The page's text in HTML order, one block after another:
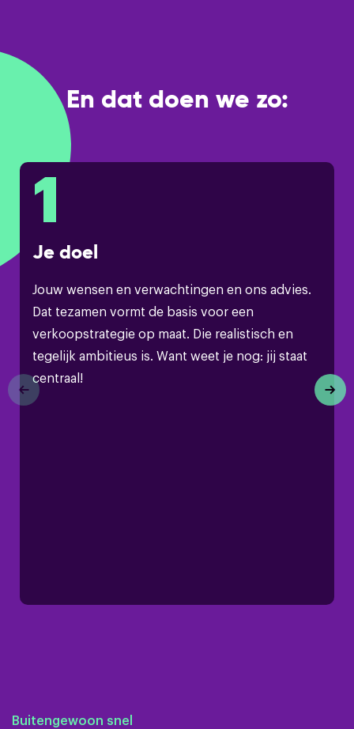
En dat doen we zo:
1
Je doel
Jouw wensen en verwachtingen en ons advies.
Dat tezamen vormt de basis voor een
verkoopstrategie op maat. Die realistisch en
tegelijk ambitieus is. Want weet je nog: jij staat
centraal!
Buitengewoon snel